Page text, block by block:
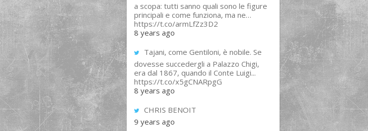
a scopa: tutti sanno quali sono le figure
principali e come funziona, ma ne…
https://t.co/armLfZz3D2
8 years ago
Tajani, come Gentiloni, è nobile. Se
dovesse succedergli a Palazzo Chigi,
era dal 1867, quando il Conte Luigi...
https://t.co/x5gCNARpgG
8 years ago
CHRIS BENOIT
9 years ago